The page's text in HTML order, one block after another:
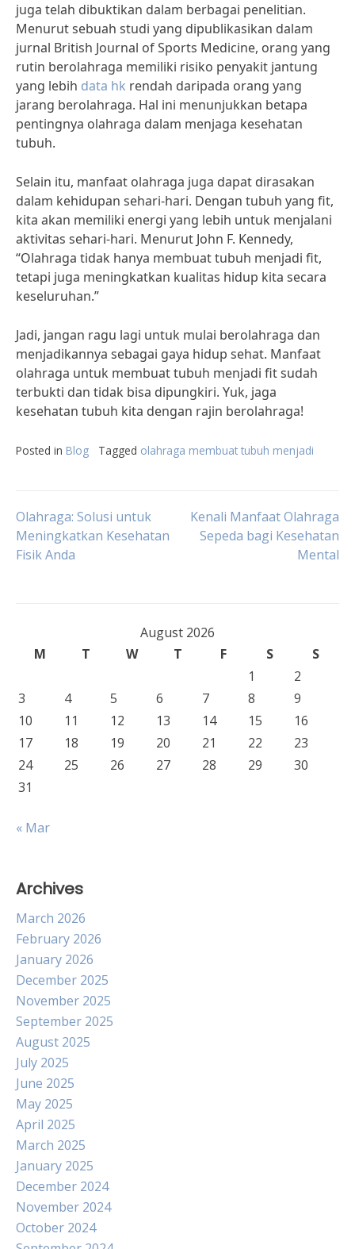
juga telah dibuktikan dalam berbagai penelitian.
Menurut sebuah studi yang dipublikasikan dalam
jurnal British Journal of Sports Medicine, orang yang
rutin berolahraga memiliki risiko penyakit jantung
yang lebih data hk rendah daripada orang yang
jarang berolahraga. Hal ini menunjukkan betapa
pentingnya olahraga dalam menjaga kesehatan
tubuh.
Selain itu, manfaat olahraga juga dapat dirasakan
dalam kehidupan sehari-hari. Dengan tubuh yang fit,
kita akan memiliki energi yang lebih untuk menjalani
aktivitas sehari-hari. Menurut John F. Kennedy,
“Olahraga tidak hanya membuat tubuh menjadi fit,
tetapi juga meningkatkan kualitas hidup kita secara
keseluruhan.”
Jadi, jangan ragu lagi untuk mulai berolahraga dan
menjadikannya sebagai gaya hidup sehat. Manfaat
olahraga untuk membuat tubuh menjadi fit sudah
terbukti dan tidak bisa dipungkiri. Yuk, jaga
kesehatan tubuh kita dengan rajin berolahraga!
Posted in Blog Tagged olahraga membuat tubuh menjadi
Post
navigation
Olahraga: Solusi untuk
Meningkatkan Kesehatan
Fisik Anda
Kenali Manfaat Olahraga
Sepeda bagi Kesehatan
Mental
August 2026
M
T W T F S
S
1
2
3
4 5 6 7 8
9
10
11 12 13 14 15
16
17
18 19 20 21 22
23
24
25 26 27 28 29
30
31
« Mar
Archives
March 2026
February 2026
January 2026
December 2025
November 2025
September 2025
August 2025
July 2025
June 2025
May 2025
April 2025
March 2025
January 2025
December 2024
November 2024
October 2024